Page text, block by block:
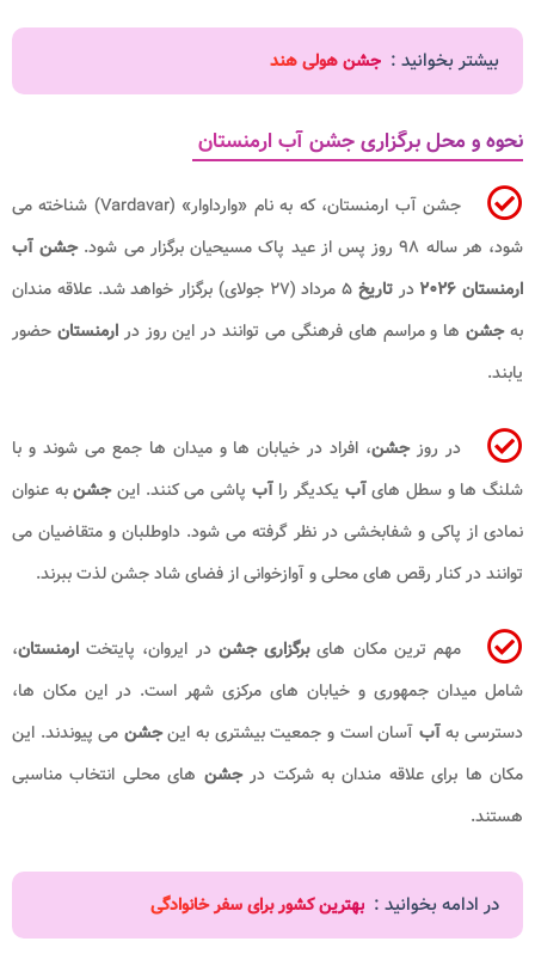
بیشتر بخوانید : جشن هولی هند
نحوه و محل برگزاری جشن آب ارمنستان
جشن آب ارمنستان، که به نام «وارداوار» (Vardavar) شناخته می
شود، هر ساله ۹۸ روز پس از عید پاک مسیحیان برگزار می شود.
جشن آب
ارمنستان ۲۰۲۶
درتاریخ
۵ مرداد (۲۷ جولای) برگزار خواهد شد. علاقه مندان
بهجشن ها و مراسم های فرهنگی می توانند در این روز درارمنستان حضور
یابند.
در روزجشن، افراد در خیابان ها و میدان ها جمع می شوند و با
شلنگ ها و سطل هایآب یکدیگر راآب پاشی می کنند. اینجشنبه عنوان
نمادی از پاکی و شفابخشی در نظر گرفته می شود. داوطلبان و متقاضیان می
توانند در کنار رقص های محلی و آوازخوانی از فضای شاد جشن لذت ببرند.
مهم ترین مکان هایبرگزاری جشن در ایروان، پایتخت ارمنستان،
شامل میدان جمهوری و خیابان های مرکزی شهر است. در این مکان ها،
دسترسی بهآب آسان است و جمعیت بیشتری به اینجشن می پیوندند. این
مکان ها برای علاقه مندان به شرکت درجشن های محلی انتخاب مناسبی
هستند.
در ادامه بخوانید : بهترین کشور برای سفر خانوادگی